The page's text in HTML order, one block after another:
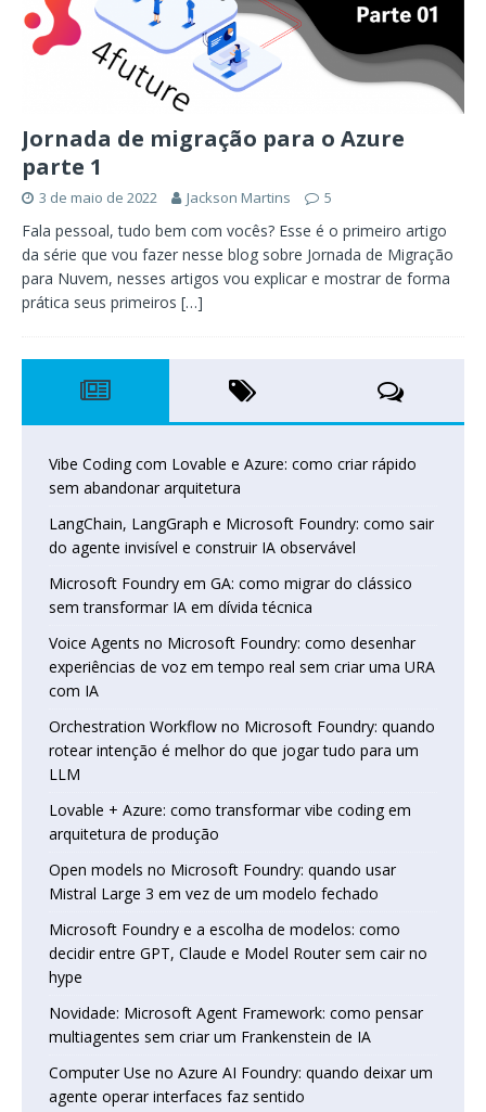
Jornada de migração para o Azure
parte 1
3 de maio de 2022 Jackson Martins 5
Fala pessoal, tudo bem com vocês? Esse é o primeiro artigo
da série que vou fazer nesse blog sobre Jornada de Migração
para Nuvem, nesses artigos vou explicar e mostrar de forma
prática seus primeiros […]
Vibe Coding com Lovable e Azure: como criar rápido
sem abandonar arquitetura
LangChain, LangGraph e Microsoft Foundry: como sair
do agente invisível e construir IA observável
Microsoft Foundry em GA: como migrar do clássico
sem transformar IA em dívida técnica
Voice Agents no Microsoft Foundry: como desenhar
experiências de voz em tempo real sem criar uma URA
com IA
Orchestration Workflow no Microsoft Foundry: quando
rotear intenção é melhor do que jogar tudo para um
LLM
Lovable + Azure: como transformar vibe coding em
arquitetura de produção
Open models no Microsoft Foundry: quando usar
Mistral Large 3 em vez de um modelo fechado
Microsoft Foundry e a escolha de modelos: como
decidir entre GPT, Claude e Model Router sem cair no
hype
Novidade: Microsoft Agent Framework: como pensar
multiagentes sem criar um Frankenstein de IA
Computer Use no Azure AI Foundry: quando deixar um
agente operar interfaces faz sentido